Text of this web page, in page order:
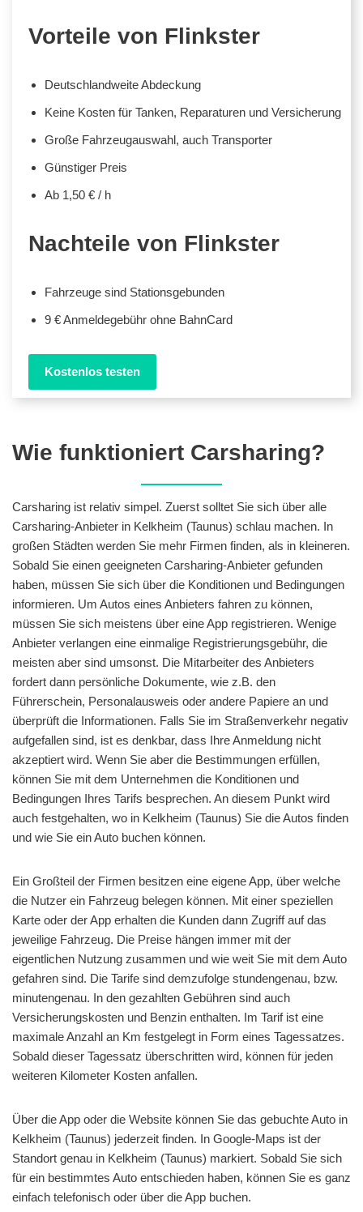
Vorteile von Flinkster
Deutschlandweite Abdeckung
Keine Kosten für Tanken, Reparaturen und Versicherung
Große Fahrzeugauswahl, auch Transporter
Günstiger Preis
Ab 1,50 € / h
Nachteile von Flinkster
Fahrzeuge sind Stationsgebunden
9 € Anmeldegebühr ohne BahnCard
Kostenlos testen
Wie funktioniert Carsharing?
Carsharing ist relativ simpel. Zuerst solltet Sie sich über alle
Carsharing-Anbieter in Kelkheim (Taunus) schlau machen. In
großen Städten werden Sie mehr Firmen finden, als in kleineren.
Sobald Sie einen geeigneten Carsharing-Anbieter gefunden
haben, müssen Sie sich über die Konditionen und Bedingungen
informieren. Um Autos eines Anbieters fahren zu können,
müssen Sie sich meistens über eine App registrieren. Wenige
Anbieter verlangen eine einmalige Registrierungsgebühr, die
meisten aber sind umsonst. Die Mitarbeiter des Anbieters
fordert dann persönliche Dokumente, wie z.B. den
Führerschein, Personalausweis oder andere Papiere an und
überprüft die Informationen. Falls Sie im Straßenverkehr negativ
aufgefallen sind, ist es denkbar, dass Ihre Anmeldung nicht
akzeptiert wird. Wenn Sie aber die Bestimmungen erfüllen,
können Sie mit dem Unternehmen die Konditionen und
Bedingungen Ihres Tarifs besprechen. An diesem Punkt wird
auch festgehalten, wo in Kelkheim (Taunus) Sie die Autos finden
und wie Sie ein Auto buchen können.
Ein Großteil der Firmen besitzen eine eigene App, über welche
die Nutzer ein Fahrzeug belegen können. Mit einer speziellen
Karte oder der App erhalten die Kunden dann Zugriff auf das
jeweilige Fahrzeug. Die Preise hängen immer mit der
eigentlichen Nutzung zusammen und wie weit Sie mit dem Auto
gefahren sind. Die Tarife sind demzufolge stundengenau, bzw.
minutengenau. In den gezahlten Gebühren sind auch
Versicherungskosten und Benzin enthalten. Im Tarif ist eine
maximale Anzahl an Km festgelegt in Form eines Tagessatzes.
Sobald dieser Tagessatz überschritten wird, können für jeden
weiteren Kilometer Kosten anfallen.
Über die App oder die Website können Sie das gebuchte Auto in
Kelkheim (Taunus) jederzeit finden. In Google-Maps ist der
Standort genau in Kelkheim (Taunus) markiert. Sobald Sie sich
für ein bestimmtes Auto entschieden haben, können Sie es ganz
einfach telefonisch oder über die App buchen.